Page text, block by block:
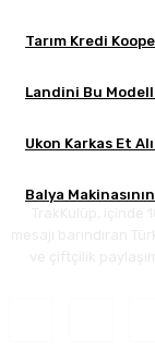
Tarım Kredi
Landini Bu
Ukon Karkas Et
Balya